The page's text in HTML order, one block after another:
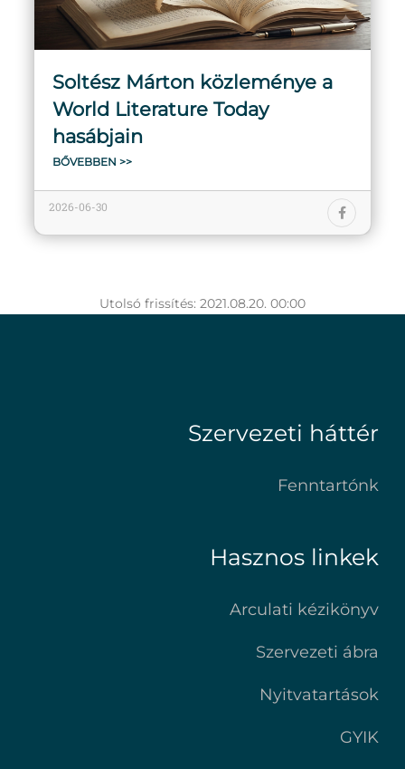
Soltész Márton közleménye a
World Literature Today
hasábjain
BŐVEBBEN >>
2026-06-30
Utolsó frissítés: 2021.08.20. 00:00
Szervezeti háttér
Fenntartónk
Hasznos linkek
Arculati kézikönyv
Szervezeti ábra
Nyitvatartások
GYIK